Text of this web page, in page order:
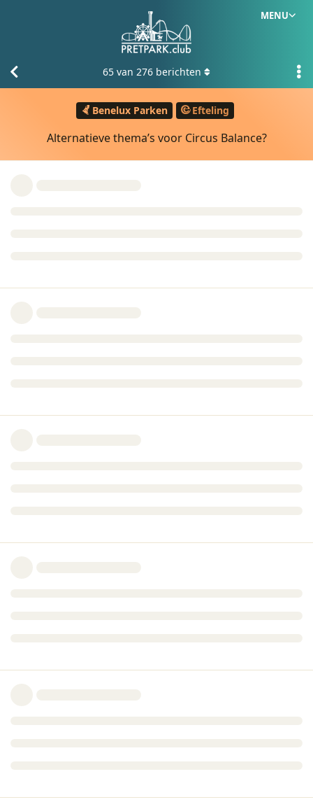
MENU
Benelux Parken Efteling
Alternatieve thema’s voor Circus Balance?
65 van 276 berichten